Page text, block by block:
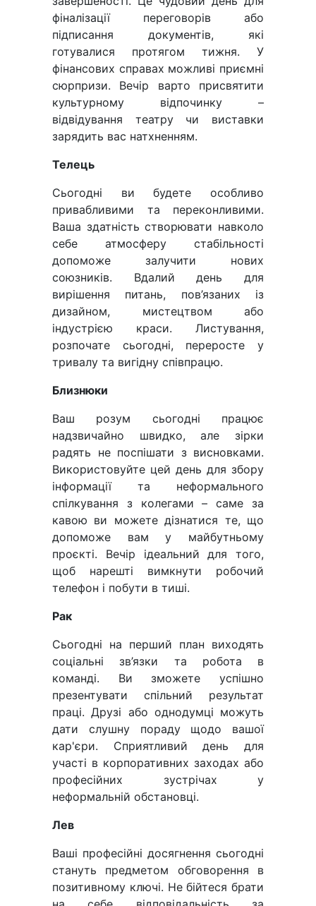
фіналізації переговорів або
підписання документів, які
готувалися протягом тижня. У
фінансових справах можливі приємні
сюрпризи. Вечір варто присвятити
культурному відпочинку –
відвідування театру чи виставки
зарядить вас натхненням.
Телець
Сьогодні ви будете особливо
привабливими та переконливими.
Ваша здатність створювати навколо
себе атмосферу стабільності
допоможе залучити нових
союзників. Вдалий день для
вирішення питань, пов’язаних із
дизайном, мистецтвом або
індустрією краси. Листування,
розпочате сьогодні, переросте у
тривалу та вигідну співпрацю.
Близнюки
Ваш розум сьогодні працює
надзвичайно швидко, але зірки
радять не поспішати з висновками.
Використовуйте цей день для збору
інформації та неформального
спілкування з колегами – саме за
кавою ви можете дізнатися те, що
допоможе вам у майбутньому
проєкті. Вечір ідеальний для того,
щоб нарешті вимкнути робочий
телефон і побути в тиші.
Рак
Сьогодні на перший план виходять
соціальні зв’язки та робота в
команді. Ви зможете успішно
презентувати спільний результат
праці. Друзі або однодумці можуть
дати слушну пораду щодо вашої
кар'єри. Сприятливий день для
участі в корпоративних заходах або
професійних зустрічах у
неформальній обстановці.
Лев
Ваші професійні досягнення сьогодні
стануть предметом обговорення в
позитивному ключі. Не бійтеся брати